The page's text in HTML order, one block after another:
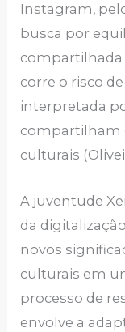
Instagram,
busca por
compartilhada
corre o risco
interpretada
compartilham
culturais
A juventude
da
novos
culturais em
processo de
envolve a